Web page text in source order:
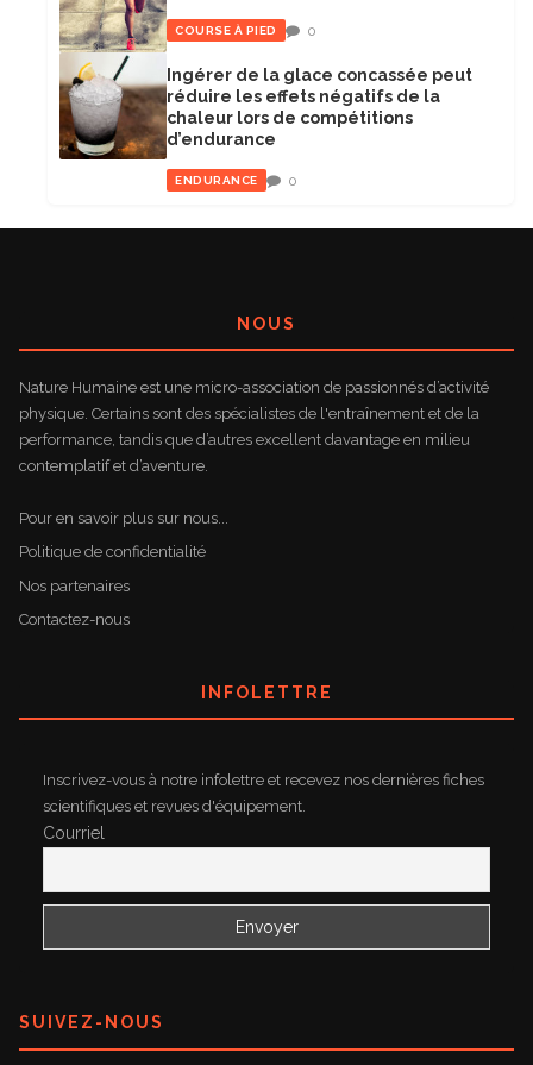
COURSE À PIED 0
Ingérer de la glace concassée peut
réduire les effets négatifs de la
chaleur lors de compétitions
d’endurance
ENDURANCE 0
NOUS
Nature Humaine est une micro-association de passionnés d’activité
physique. Certains sont des spécialistes de l'entraînement et de la
performance, tandis que d’autres excellent davantage en milieu
contemplatif et d’aventure.
Pour en savoir plus sur nous...
Politique de confidentialité
Nos partenaires
Contactez-nous
INFOLETTRE
Inscrivez-vous à notre infolettre et recevez nos dernières fiches
scientifiques et revues d'équipement.
Courriel
SUIVEZ-NOUS